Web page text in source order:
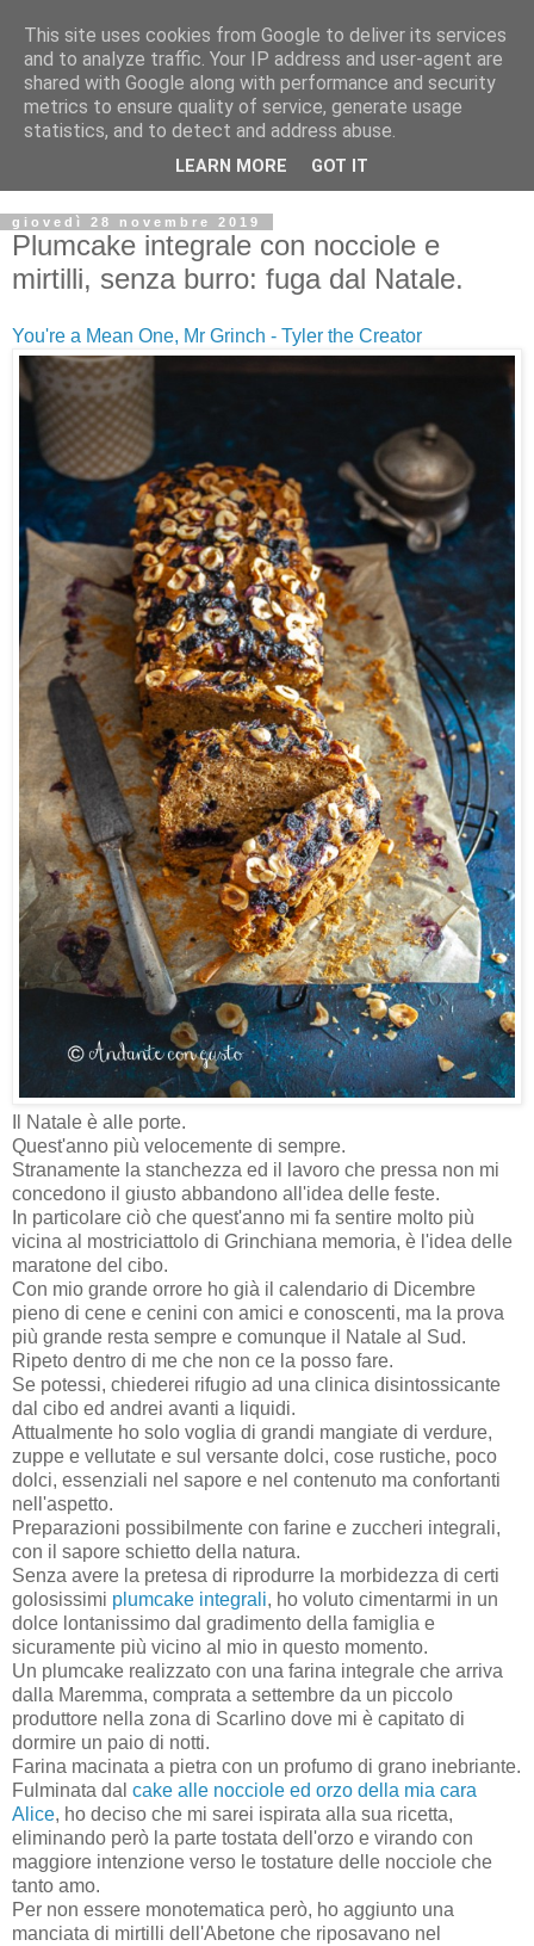
giovedì 28 novembre 2019
Plumcake integrale con nocciole e
mirtilli, senza burro: fuga dal Natale.
You're a Mean One, Mr Grinch - Tyler the Creator
Il Natale è alle porte.
Quest'anno più velocemente di sempre.
Stranamente la stanchezza ed il lavoro che pressa non mi
concedono il giusto abbandono all'idea delle feste.
In particolare ciò che quest'anno mi fa sentire molto più
vicina al mostriciattolo di Grinchiana memoria, è l'idea delle
maratone del cibo.
Con mio grande orrore ho già il calendario di Dicembre
pieno di cene e cenini con amici e conoscenti, ma la prova
più grande resta sempre e comunque il Natale al Sud.
Ripeto dentro di me che non ce la posso fare.
Se potessi, chiederei rifugio ad una clinica disintossicante
dal cibo ed andrei avanti a liquidi.
Attualmente ho solo voglia di grandi mangiate di verdure,
zuppe e vellutate e sul versante dolci, cose rustiche, poco
dolci, essenziali nel sapore e nel contenuto ma confortanti
nell'aspetto.
Preparazioni possibilmente con farine e zuccheri integrali,
con il sapore schietto della natura.
Senza avere la pretesa di riprodurre la morbidezza di certi
golosissimi plumcake integrali, ho voluto cimentarmi in un
dolce lontanissimo dal gradimento della famiglia e
sicuramente più vicino al mio in questo momento.
Un plumcake realizzato con una farina integrale che arriva
dalla Maremma, comprata a settembre da un piccolo
produttore nella zona di Scarlino dove mi è capitato di
dormire un paio di notti.
Farina macinata a pietra con un profumo di grano inebriante.
Fulminata dal cake alle nocciole ed orzo della mia cara
Alice, ho deciso che mi sarei ispirata alla sua ricetta,
eliminando però la parte tostata dell'orzo e virando con
maggiore intenzione verso le tostature delle nocciole che
tanto amo.
Per non essere monotematica però, ho aggiunto una
manciata di mirtilli dell'Abetone che riposavano nel
This site uses cookies from Google to deliver its services
and to analyze traffic. Your IP address and user-agent are
shared with Google along with performance and security
metrics to ensure quality of service, generate usage
statistics, and to detect and address abuse.
LEARN MORE GOT IT